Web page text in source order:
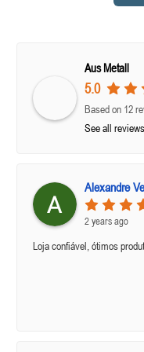
Aus Metall
5.0
Based on 12
See all reviews
Alexandre
2 years ago
Loja confiável, ótimos